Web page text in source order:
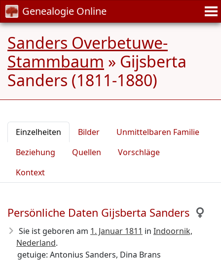
Genealogie Online
Sanders Overbetuwe-
Stammbaum » Gijsberta
Sanders (1811-1880)
Einzelheiten Bilder
Unmittelbaren Familie
Beziehung
Quellen
Vorschläge
Kontext
Persönliche Daten Gijsberta Sanders
Sie ist geboren am 1. Januar 1811 in Indoornik,
Nederland.
getuige: Antonius Sanders, Dina Brans